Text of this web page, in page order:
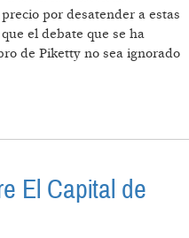
por desatender a estas
el debate que se ha
de Piketty no sea ignorado
El Capital de